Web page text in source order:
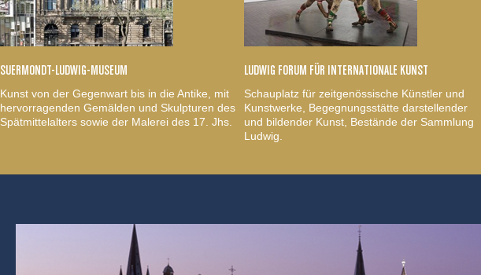
SUERMONDT-LUDWIG-MUSEUM
Kunst von der Gegenwart bis in die Antike, mit
hervorragenden Gemälden und Skulpturen des
Spätmittelalters sowie der Malerei des 17. Jhs.
LUDWIG FORUM FÜR INTERNATIONALE KUNST
Schauplatz für zeitgenössische Künstler und
Kunstwerke, Begegnungsstätte darstellender
und bildender Kunst, Bestände der Sammlung
Ludwig.